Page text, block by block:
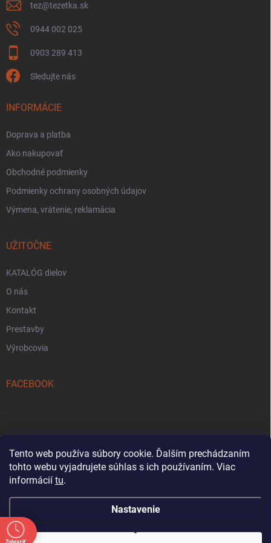
Tento web používa súbory cookie. Ďalším prechádzaním
tohto webu vyjadrujete súhlas s ich používaním. Viac
informácií tu.
Nastavenie
31. 8. každú sobotu predajňa zatvorená.
tez@tezetka.sk
0944 002 025
0903 289 413
Sledujte nás
INFORMÁCIE
Doprava a platba
Ako nakupovať
Obchodné podmienky
Podmienky ochrany osobných údajov
Výmena, vrátenie, reklamácia
UŽITOČNE
KATALÓG dielov
O nás
Kontakt
Prestavby
Výrobcovia
FACEBOOK
Reklamačný formulár
Zobraziť